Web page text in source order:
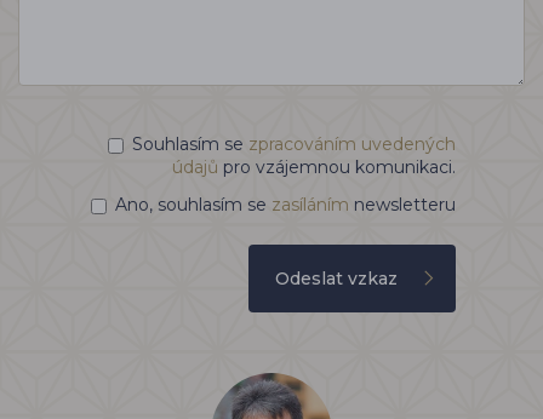
Souhlasím se zpracováním uvedených
údajů pro vzájemnou komunikaci.
Ano, souhlasím se zasíláním newsletteru
Odeslat vzkaz